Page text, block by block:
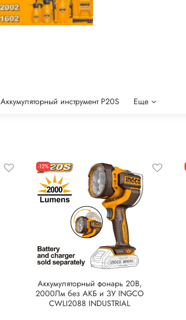
Аккумуляторный инструмент P20S Еще
-12%
Аккумуляторный фонарь 20В,
2000Лм без АКБ и ЗУ INGCO
CWLI2088 INDUSTRIAL